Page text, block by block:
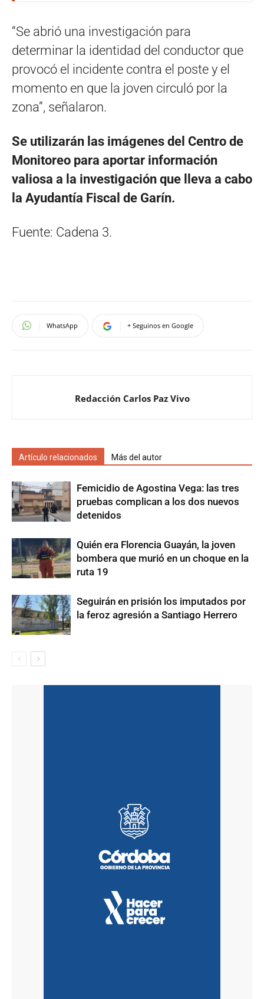
“Se abrió una investigación para
determinar la identidad del conductor que
provocó el incidente contra el poste y el
momento en que la joven circuló por la
zona”, señalaron.
Se utilizarán las imágenes del Centro de
Monitoreo para aportar información
valiosa a la investigación que lleva a cabo
la Ayudantía Fiscal de Garín.
Fuente: Cadena 3.
WhatsApp + Seguinos en Google
Redacción Carlos Paz Vivo
Artículo relacionados Más del autor
Femicidio de Agostina Vega: las tres
pruebas complican a los dos nuevos
detenidos
Quién era Florencia Guayán, la joven
bombera que murió en un choque en la
ruta 19
Seguirán en prisión los imputados por
la feroz agresión a Santiago Herrero